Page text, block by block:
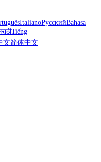
ItalianoРусскийBahasa
Tiếng
文简体中文